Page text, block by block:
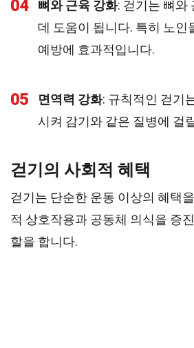
04 뼈와 근육 강화: 걷기는 뼈와
데 도움이 됩니다. 특히 노인
예방에 효과적입니다.
05 면역력 강화: 규칙적인 걷기
시켜 감기와 같은 질병에 걸
걷기의 사회적 혜택
걷기는 단순한 운동 이상의 혜택
적 상호작용과 공동체 의식을 증
할을 합니다.